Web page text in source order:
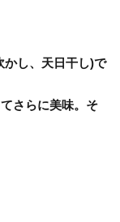
かし、天日干し)で
さらに美味。そ